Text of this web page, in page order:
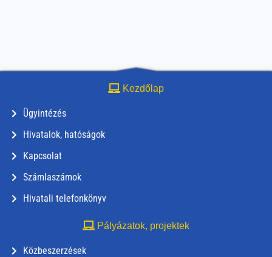
Kezdőlap
Ügyintézés
Hivatalok, hatóságok
Kapcsolat
Számlaszámok
Hivatali telefonkönyv
Pályázatok, projektek
Közbeszerzések